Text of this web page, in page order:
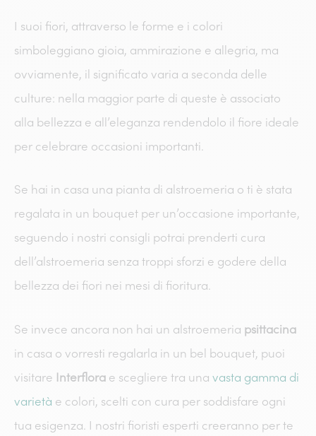
I suoi fiori, attraverso le forme e i colori
simboleggiano gioia, ammirazione e allegria, ma
ovviamente, il significato varia a seconda delle
culture: nella maggior parte di queste è associato
alla bellezza e all’eleganza rendendolo il fiore ideale
per celebrare occasioni importanti.
Se hai in casa una pianta di alstroemeria o ti è stata
regalata in un bouquet per un’occasione importante,
seguendo i nostri consigli potrai prenderti cura
dell’alstroemeria senza troppi sforzi e godere della
bellezza dei fiori nei mesi di fioritura.
Se invece ancora non hai un alstroemeria psittacina
in casa o vorresti regalarla in un bel bouquet, puoi
visitare Interflora e scegliere tra una vasta gamma di
varietà e colori, scelti con cura per soddisfare ogni
tua esigenza. I nostri fioristi esperti creeranno per te